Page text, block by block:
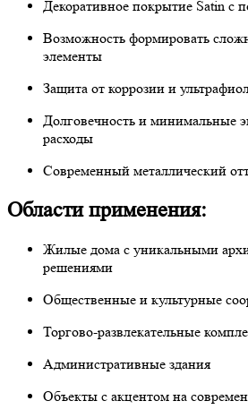
Декоративное покрытие Satin с
Возможность формировать
элементы
Защита от коррозии и
Долговечность и минимальные
расходы
Современный металлический
Области применения:
Жилые дома с уникальными
решениями
Общественные и культурные
Торгово-развлекательные
Административные здания
Объекты с акцентом на